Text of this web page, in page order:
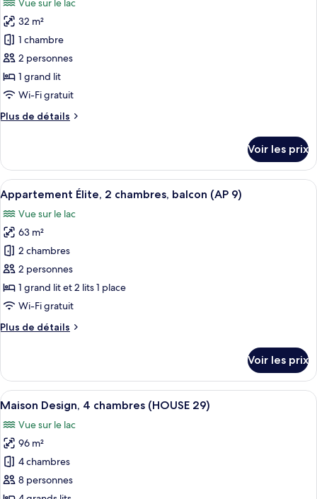
Appartement
Élite,
balcon
(AP
4)
les
photos
pour
ce
type
de
chambre :
Appartement
(AP
5)
Vue sur le lac
32 m²
1 chambre
2 personnes
1 grand lit
Wi-Fi gratuit
Plus de détails
Plus
le
type
de
chambre
Appartement
Design,
balcon
(AP
5)
Voir les prix
Afficher
toutes
les
photos
pour
ce
type
de
chambre :
Appartement
chambres,
balcon
(AP
9)
Une chambre d’hôtel avec deux lits,
8
Appartement Élite, 2 chambres, balcon (AP 9)
Vue sur le lac
63 m²
2 chambres
2 personnes
1 grand lit et 2 lits 1 place
Wi-Fi gratuit
Plus de détails
Plus
le
type
de
Appartement
Élite,
2
chambres,
balcon
(AP
Voir les prix
Afficher
toutes
les
photos
pour
ce
type
Une chambre moderne avec une
10
Maison Design, 4 chambres (HOUSE 29)
Vue sur le lac
96 m²
4 chambres
8 personnes